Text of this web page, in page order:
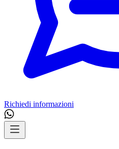
Richiedi informazioni